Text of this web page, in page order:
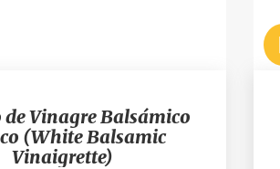
de Vinagre Balsámico
(White Balsamic
Vinaigrette)